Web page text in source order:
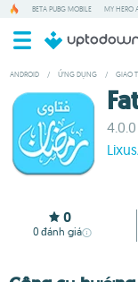
BETA PUBG MOBILE MY HERO
ANDROID / ỨNG DỤNG / GIAO
4.0.0
0
0 đánh giá